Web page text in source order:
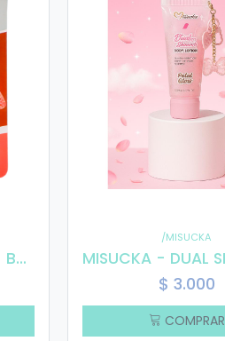
Bubbaluu - Set Brillo + Balsamo Frutilla
/MISUCKA
$ 3.000
COMPRAR